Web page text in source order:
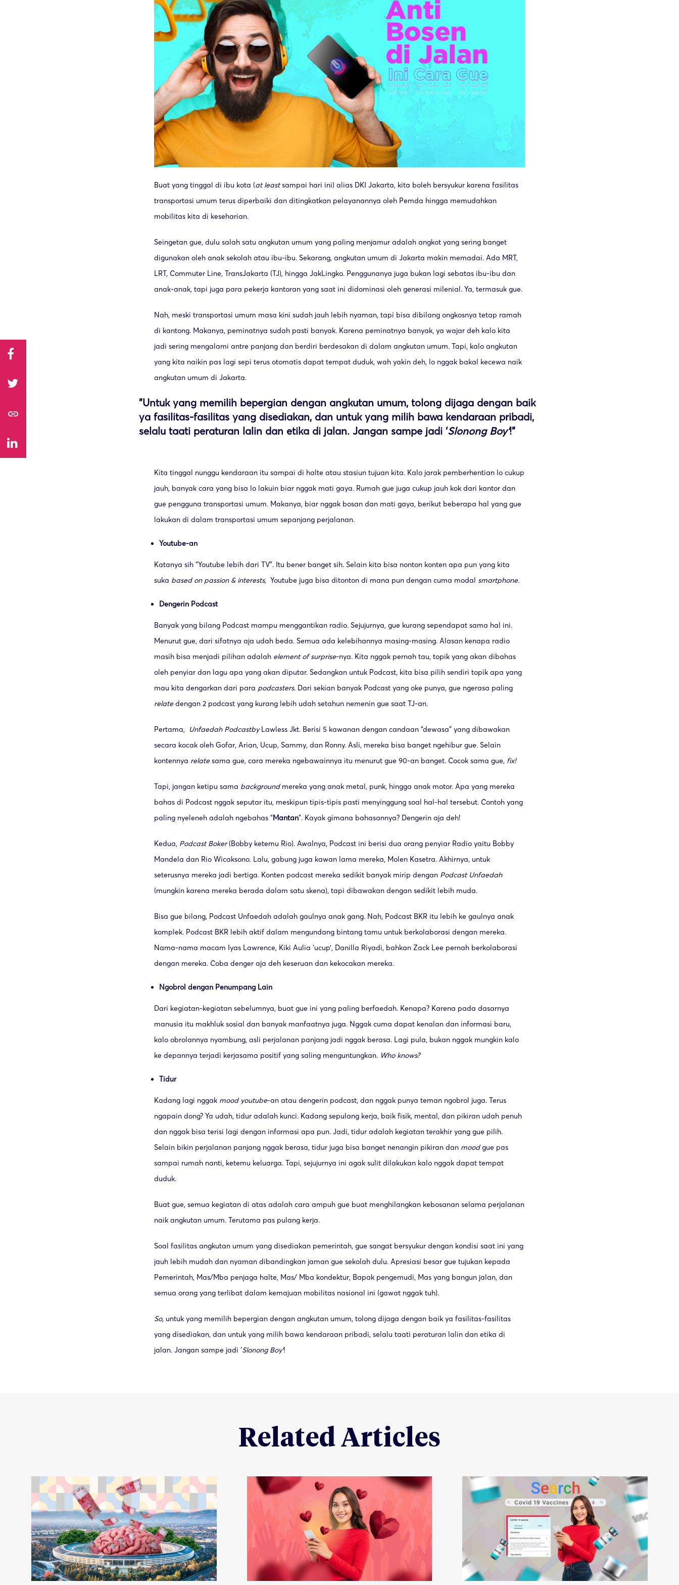
Buat yang tinggal di ibu kota (at leastsampai hari ini) alias DKI Jakarta, kita boleh bersyukur karena fasilitas
transportasi umum terus diperbaiki dan ditingkatkan pelayanannya oleh Pemda hingga memudahkan
mobilitas kita di keseharian.
Seingetan gue, dulu salah satu angkutan umum yang paling menjamur adalah angkot yang sering banget
digunakan oleh anak sekolah atau ibu-ibu. Sekarang, angkutan umum di Jakarta makin memadai. Ada MRT,
LRT, Commuter Line, TransJakarta (TJ), hingga JakLingko. Penggunanya juga bukan lagi sebatas ibu-ibu dan
anak-anak, tapi juga para pekerja kantoran yang saat ini didominasi oleh generasi milenial. Ya, termasuk gue.
Nah, meski transportasi umum masa kini sudah jauh lebih nyaman, tapi bisa dibilang ongkosnya tetap ramah
di kantong. Makanya, peminatnya sudah pasti banyak. Karena peminatnya banyak, ya wajar deh kalo kita
jadi sering mengalami antre panjang dan berdiri berdesakan di dalam angkutan umum. Tapi, kalo angkutan
yang kita naikin pas lagi sepi terus otomatis dapat tempat duduk, wah yakin deh, lo nggak bakal kecewa naik
angkutan umum di Jakarta.
"Untuk yang memilih bepergian dengan angkutan umum, tolong dijaga dengan baik
ya fasilitas-fasilitas yang disediakan, dan untuk yang milih bawa kendaraan pribadi,
selalu taati peraturan lalin dan etika di jalan. Jangan sampe jadi ‘Slonong Boy’!"
Kita tinggal nunggu kendaraan itu sampai di halte atau stasiun tujuan kita. Kalo jarak pemberhentian lo cukup
jauh, banyak cara yang bisa lo lakuin biar nggak mati gaya. Rumah gue juga cukup jauh kok dari kantor dan
gue pengguna transportasi umum. Makanya, biar nggak bosan dan mati gaya, berikut beberapa hal yang gue
lakukan di dalam transportasi umum sepanjang perjalanan.
Youtube-an
Katanya sih “Youtube lebih dari TV”. Itu bener banget sih. Selain kita bisa nonton konten apa pun yang kita
suka based on passion & interests, Youtube juga bisa ditonton di mana pun dengan cuma modal smartphone.
Dengerin Podcast
Banyak yang bilang Podcast mampu menggantikan radio. Sejujurnya, gue kurang sependapat sama hal ini.
Menurut gue, dari sifatnya aja udah beda. Semua ada kelebihannya masing-masing. Alasan kenapa radio
masih bisa menjadi pilihan adalah element of surprise-nya. Kita nggak pernah tau, topik yang akan dibahas
oleh penyiar dan lagu apa yang akan diputar. Sedangkan untuk Podcast, kita bisa pilih sendiri topik apa yang
mau kita dengarkan dari para podcasters. Dari sekian banyak Podcast yang oke punya, gue ngerasa paling
relatedengan 2 podcast yang kurang lebih udah setahun nemenin gue saat TJ-an.
Pertama, Unfaedah PodcastbyLawless Jkt. Berisi 5 kawanan dengan candaan “dewasa” yang dibawakan
secara kocak oleh Gofar, Arian, Ucup, Sammy, dan Ronny. Asli, mereka bisa banget ngehibur gue. Selain
kontennya relate sama gue, cara mereka ngebawainnya itu menurut gue 90-an banget. Cocok sama gue, fix!
Tapi, jangan ketipu sama backgroundmereka yang anak metal, punk, hingga anak motor. Apa yang mereka
bahas di Podcast nggak seputar itu, meskipun tipis-tipis pasti menyinggung soal hal-hal tersebut. Contoh yang
paling nyeleneh adalah ngebahas “Mantan”. Kayak gimana bahasannya? Dengerin aja deh!
Kedua, Podcast Boker(Bobby ketemu Rio). Awalnya, Podcast ini berisi dua orang penyiar Radio yaitu Bobby
Mandela dan Rio Wicaksono. Lalu, gabung juga kawan lama mereka, Molen Kasetra. Akhirnya, untuk
seterusnya mereka jadi bertiga. Konten podcast mereka sedikit banyak mirip dengan Podcast Unfaedah
(mungkin karena mereka berada dalam satu skena), tapi dibawakan dengan sedikit lebih muda.
Bisa gue bilang, Podcast Unfaedah adalah gaulnya anak gang. Nah, Podcast BKR itu lebih ke gaulnya anak
komplek. Podcast BKR lebih aktif dalam mengundang bintang tamu untuk berkolaborasi dengan mereka.
Nama-nama macam Iyas Lawrence, Kiki Aulia ‘ucup’, Danilla Riyadi, bahkan Zack Lee pernah berkolaborasi
dengan mereka. Coba denger aja deh keseruan dan kekocakan mereka.
Ngobrol dengan Penumpang Lain
Dari kegiatan-kegiatan sebelumnya, buat gue ini yang paling berfaedah. Kenapa? Karena pada dasarnya
manusia itu makhluk sosial dan banyak manfaatnya juga. Nggak cuma dapat kenalan dan informasi baru,
kalo obrolannya nyambung, asli perjalanan panjang jadi nggak berasa. Lagi pula, bukan nggak mungkin kalo
ke depannya terjadi kerjasama positif yang saling menguntungkan. Who knows?
Tidur
Kadang lagi nggak mood youtube-an atau dengerin podcast, dan nggak punya teman ngobrol juga. Terus
ngapain dong? Ya udah, tidur adalah kunci. Kadang sepulang kerja, baik fisik, mental, dan pikiran udah penuh
dan nggak bisa terisi lagi dengan informasi apa pun. Jadi, tidur adalah kegiatan terakhir yang gue pilih.
Selain bikin perjalanan panjang nggak berasa, tidur juga bisa banget nenangin pikiran dan moodgue pas
sampai rumah nanti, ketemu keluarga. Tapi, sejujurnya ini agak sulit dilakukan kalo nggak dapat tempat
duduk.
Buat gue, semua kegiatan di atas adalah cara ampuh gue buat menghilangkan kebosanan selama perjalanan
naik angkutan umum. Terutama pas pulang kerja.
Soal fasilitas angkutan umum yang disediakan pemerintah, gue sangat bersyukur dengan kondisi saat ini yang
jauh lebih mudah dan nyaman dibandingkan jaman gue sekolah dulu. Apresiasi besar gue tujukan kepada
Pemerintah, Mas/Mba penjaga halte, Mas/ Mba kondektur, Bapak pengemudi, Mas yang bangun jalan, dan
semua orang yang terlibat dalam kemajuan mobilitas nasional ini (gawat nggak tuh).
So, untuk yang memilih bepergian dengan angkutan umum, tolong dijaga dengan baik ya fasilitas-fasilitas
yang disediakan, dan untuk yang milih bawa kendaraan pribadi, selalu taati peraturan lalin dan etika di
jalan. Jangan sampe jadi ‘Slonong Boy’!
Related Articles
link